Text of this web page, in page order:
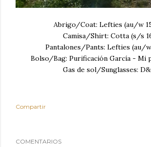
Abrigo/Coat: Lefties (au/w
Camisa/Shirt: Cotta (s/s
Pantalones/Pants: Lefties (au/
Bolso/Bag: Purificación García - Mi
Gas de sol/Sunglasses:
Compartir
COMENTARIOS